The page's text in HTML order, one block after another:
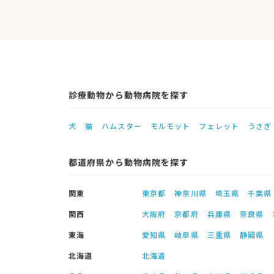
診療動物から動物病院を探す
犬 猫 ハムスター モルモット フェレット うさぎ
都道府県から動物病院を探す
関東 東京都 神奈川県 埼玉県
千葉県
関西
大阪府 京都府 兵庫県 奈良県
東海
愛知県 岐阜県 三重県
静岡県
北海道
北海道